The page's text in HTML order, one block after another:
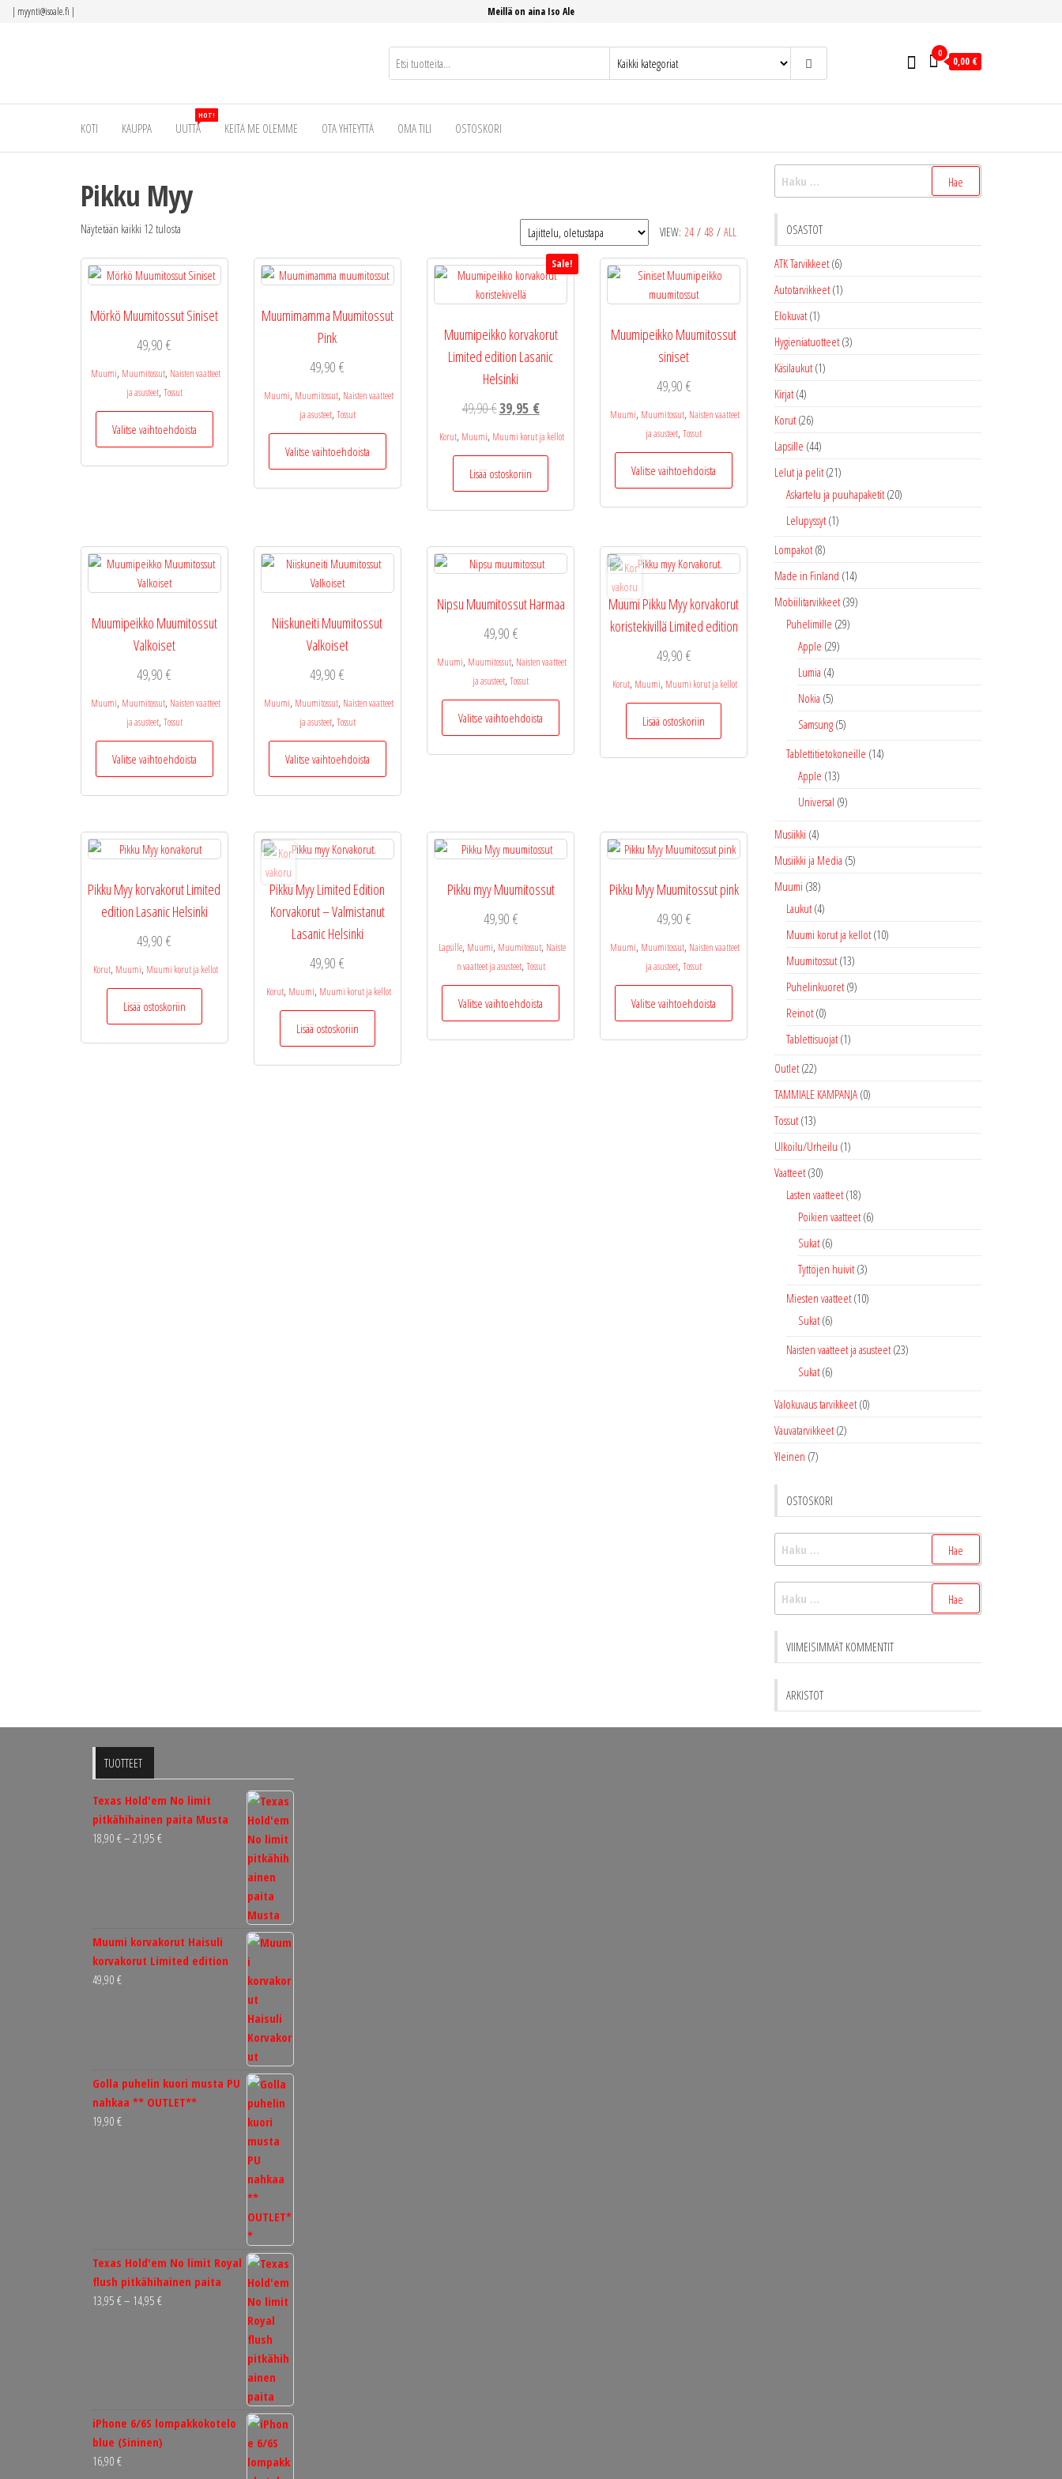
Siirry
| myynti@isoale.fi | Meillä on aina Iso Ale
0
0,00 €
KOTI KAUPPA UUTTA
HOT!
KEITÄ ME OLEMME OTA YHTEYTTÄ OMA TILI OSTOSKORI
Pikku Myy
VIEW: 24 / 48 / ALL
Näytetään kaikki 12 tulosta
Mörkö Muumitossut Siniset
49,90€
Muumi, Muumitossut, Naisten vaatteet
ja asusteet, Tossut
Valitse vaihtoehdoista
Tällä
muunnelma.
valinnat
tuotteen
sivulla.
Muumimamma Muumitossut
Pink
49,90€
Muumi, Muumitossut, Naisten vaatteet
ja asusteet, Tossut
Valitse vaihtoehdoista
Tällä
muunnelma.
tehdä
tuotteen
Sale!
Muumipeikko korvakorut
Limited edition Lasanic
Helsinki
49,90€Alkuperäinen
hinta
oli:
49,90 €.
39,95 €Nykyinen
hinta
on:
Korut, Muumi, Muumi korut ja kellot
Lisää ostoskoriin
Muumipeikko Muumitossut
siniset
49,90 €
Muumi, Muumitossut, Naisten vaatteet
ja asusteet, Tossut
Valitse vaihtoehdoista
Tällä
Voit
tehdä
tuotteen
sivulla.
Muumipeikko Muumitossut
Valkoiset
49,90€
Muumi, Muumitossut, Naisten vaatteet
ja asusteet, Tossut
Valitse vaihtoehdoista
Tällä
Voit
tehdä
tuotteen
Niiskuneiti Muumitossut
Valkoiset
49,90€
Muumi, Muumitossut, Naisten vaatteet
ja asusteet, Tossut
Valitse vaihtoehdoista
Tällä
Voit
tehdä
Nipsu Muumitossut Harmaa
49,90 €
Muumi, Muumitossut, Naisten vaatteet
ja asusteet, Tossut
Valitse vaihtoehdoista
Tällä
valinnat
tuotteen
Muumi Pikku Myy korvakorut
koristekivillä Limited edition
49,90 €
Korut, Muumi, Muumi korut ja kellot
Lisää ostoskoriin
Pikku Myy korvakorut Limited
edition Lasanic Helsinki
49,90€
Korut, Muumi, Muumi korut ja kellot
Lisää ostoskoriin
Pikku Myy Limited Edition
Korvakorut – Valmistanut
Lasanic Helsinki
49,90€
Korut, Muumi, Muumi korut ja kellot
Lisää ostoskoriin
Pikku myy Muumitossut
49,90 €
Lapsille, Muumi, Muumitossut, Naiste
n vaatteet ja asusteet, Tossut
Valitse vaihtoehdoista
Tällä
Pikku Myy Muumitossut pink
49,90 €
Muumi, Muumitossut, Naisten vaatteet
ja asusteet, Tossut
Valitse vaihtoehdoista
Tällä
muunnelma.
Haku:
OSASTOT
ATK Tarvikkeet (6)
Autotarvikkeet (1)
Elokuvat (1)
Hygieniatuotteet (3)
Käsilaukut (1)
Kirjat (4)
Korut (26)
Lapsille (44)
Lelut ja pelit (21)
Askartelu ja puuhapaketit (20)
Lelupyssyt (1)
Lompakot (8)
Made in Finland (14)
Mobiilitarvikkeet (39)
Puhelimille (29)
Apple (29)
Lumia (4)
Nokia (5)
Samsung (5)
Tablettitietokoneille (14)
Apple (13)
Universal (9)
Musiikki (4)
Musiikki ja Media (5)
Muumi (38)
Laukut (4)
Muumi korut ja kellot (10)
Muumitossut (13)
Puhelinkuoret (9)
Reinot (0)
Tablettisuojat (1)
Outlet (22)
TAMMIALE KAMPANJA (0)
Tossut (13)
Ulkoilu/Urheilu (1)
Vaatteet (30)
Lasten vaatteet (18)
Poikien vaatteet (6)
Sukat (6)
Tyttöjen huivit (3)
Miesten vaatteet (10)
Sukat (6)
Naisten vaatteet ja asusteet (23)
Sukat (6)
Valokuvaus tarvikkeet (0)
Vauvatarvikkeet (2)
Yleinen (7)
OSTOSKORI
Haku:
Haku:
VIIMEISIMMÄT KOMMENTIT
ARKISTOT
TUOTTEET
Texas Hold'em No limit
pitkähihainen paita Musta
18,90 €– 21,95 €Hintaluokka:
Muumi korvakorut Haisuli
korvakorut Limited edition
49,90 €
Golla puhelin kuori musta PU
nahkaa ** OUTLET**
19,90 €
Texas Hold'em No limit Royal
flush pitkähihainen paita
13,95 €– 14,95 €Hintaluokka:
iPhone 6/6S lompakkokotelo
blue (Sininen)
16,90 €